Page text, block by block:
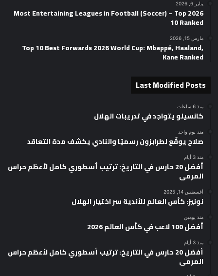
يناير 6, 2026
2026 Most Entertaining Leagues in Football (Soccer) – Top
10 Ranked
مارس 15, 2026
Top 10 Best Forwards 2026 World Cup: Mbappé, Haaland,
Kane Ranked
Last Modified Posts
منذ 6 ساعات
كانسيلو يتواجد في تدريبات الهلال
منذ يوم واحد
صلاح يوقّع لطرابزون رسميًا والنادي يكشف مدة التعاقد
منذ 3 أيام
أفضل 20 حارس في التاريخ: ترتيب أسطوري كامل لأعظم حراس
المرمى
أغسطس 14, 2025
نونيز: كأس العالم للأندية سر اختيار الهلال
منذ يومين
أفضل 100 لاعب في كأس العالم 2026
منذ 3 أيام
أفضل 20 حارس في التاريخ: ترتيب أسطوري كامل لأعظم حراس
المرمى